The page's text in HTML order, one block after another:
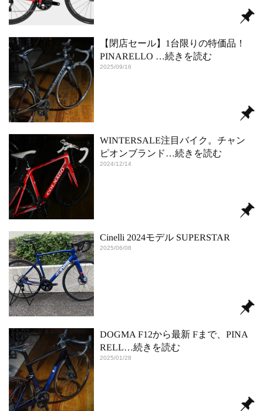
【閉店セール】1台限りの特価品！
PINARELLO …続きを読む
2025/09/16
WINTERSALE注目バイク。チャン
ピオンブランド …続きを読む
2024/12/14
Cinelli 2024モデル SUPERSTAR
2025/06/08
DOGMA F12から最新 Fまで、PINA
RELL…続きを読む
2025/01/28